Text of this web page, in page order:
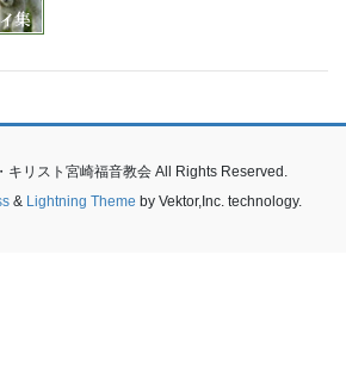
リスト宮崎福音教会 All Rights Reserved.
& Lightning Theme by Vektor,Inc. technology.